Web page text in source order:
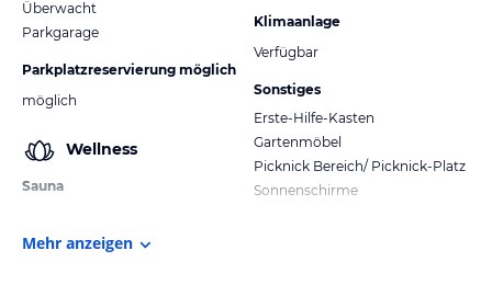
Überwacht
Parkgarage
Parkplatzreservierung möglich
möglich
Wellness
Sauna
Klimaanlage
Verfügbar
Sonstiges
Erste-Hilfe-Kasten
Gartenmöbel
Picknick Bereich/ Picknick-Platz
Sonnenschirme
Mehr anzeigen